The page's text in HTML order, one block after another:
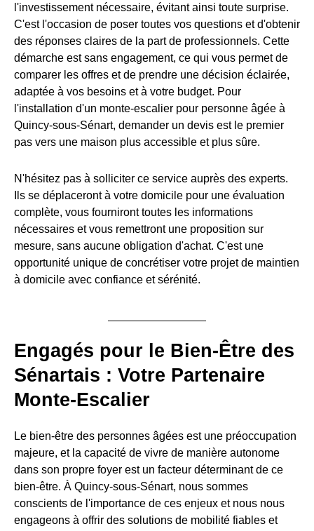
l'investissement nécessaire, évitant ainsi toute surprise.
C'est l'occasion de poser toutes vos questions et d'obtenir
des réponses claires de la part de professionnels. Cette
démarche est sans engagement, ce qui vous permet de
comparer les offres et de prendre une décision éclairée,
adaptée à vos besoins et à votre budget. Pour
l'installation d'un monte-escalier pour personne âgée à
Quincy-sous-Sénart, demander un devis est le premier
pas vers une maison plus accessible et plus sûre.
N'hésitez pas à solliciter ce service auprès des experts.
Ils se déplaceront à votre domicile pour une évaluation
complète, vous fourniront toutes les informations
nécessaires et vous remettront une proposition sur
mesure, sans aucune obligation d'achat. C'est une
opportunité unique de concrétiser votre projet de maintien
à domicile avec confiance et sérénité.
Engagés pour le Bien-Être des
Sénartais : Votre Partenaire
Monte-Escalier
Le bien-être des personnes âgées est une préoccupation
majeure, et la capacité de vivre de manière autonome
dans son propre foyer est un facteur déterminant de ce
bien-être. À Quincy-sous-Sénart, nous sommes
conscients de l'importance de ces enjeux et nous nous
engageons à offrir des solutions de mobilité fiables et